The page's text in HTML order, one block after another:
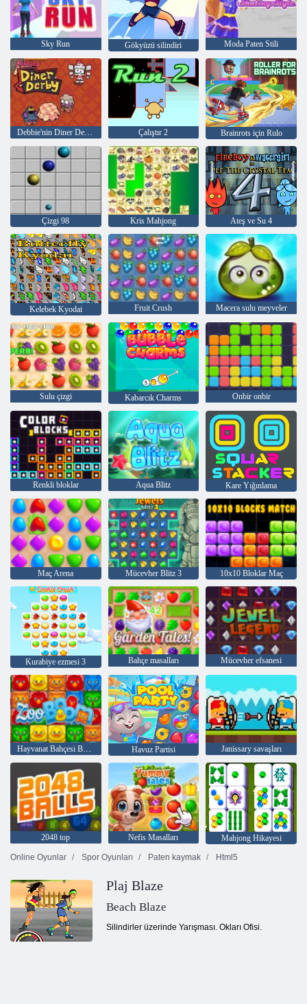
Sky Run Gökyüzü silindiri Moda Paten Stili
Debbie'nin Diner Derbisi Çalıştır 2 Brainrots için Rulo
Çizgi 98 Kris Mahjong Ateş ve Su 4
Kelebek Kyodai Fruit Crush Macera sulu meyveler
Sulu çizgi Kabarcık Charms Onbir onbir
Renkli bloklar Aqua Blitz Kare Yığınlama
Maç Arena Mücevher Blitz 3 10x10 Bloklar Maç
Kurabiye ezmesi 3 Bahçe masalları Mücevher efsanesi
Hayvanat Bahçesi Boom Havuz Partisi Janissary savaşları
2048 top Nefis Masalları
Mahjong Hikayesi
Online Oyunlar
Spor Oyunları Paten kaymak Html5
Plaj Blaze
Beach Blaze
Silindirler üzerinde Yarışması. Okları Ofisi.